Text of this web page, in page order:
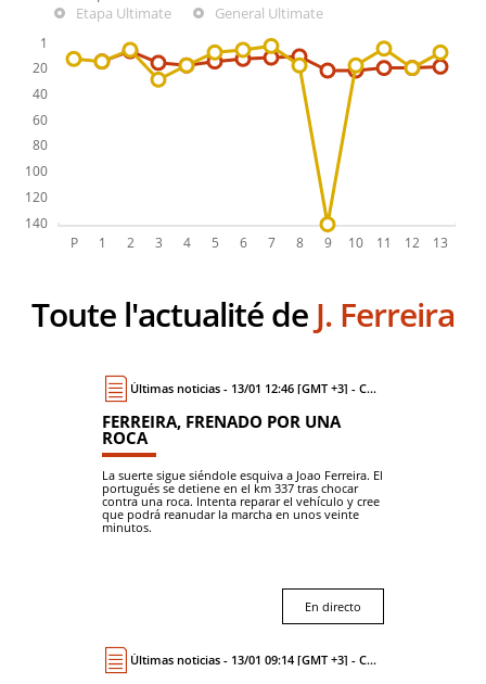
Etapa Ultimate
General Ultimate
Toute l'actualité de J. Ferreira
Últimas noticias - 13/01 12:46 [GMT +3] - Coche
FERREIRA, FRENADO POR UNA
ROCA
La suerte sigue siéndole esquiva a Joao Ferreira. El
portugués se detiene en el km 337 tras chocar
contra una roca. Intenta reparar el vehículo y cree
que podrá reanudar la marcha en unos veinte
minutos.
En directo
Últimas noticias - 13/01 09:14 [GMT +3] - Coche